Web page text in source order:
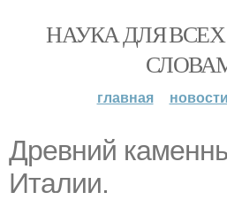
НАУКА ДЛЯ
главная новости
Древний
Италии.